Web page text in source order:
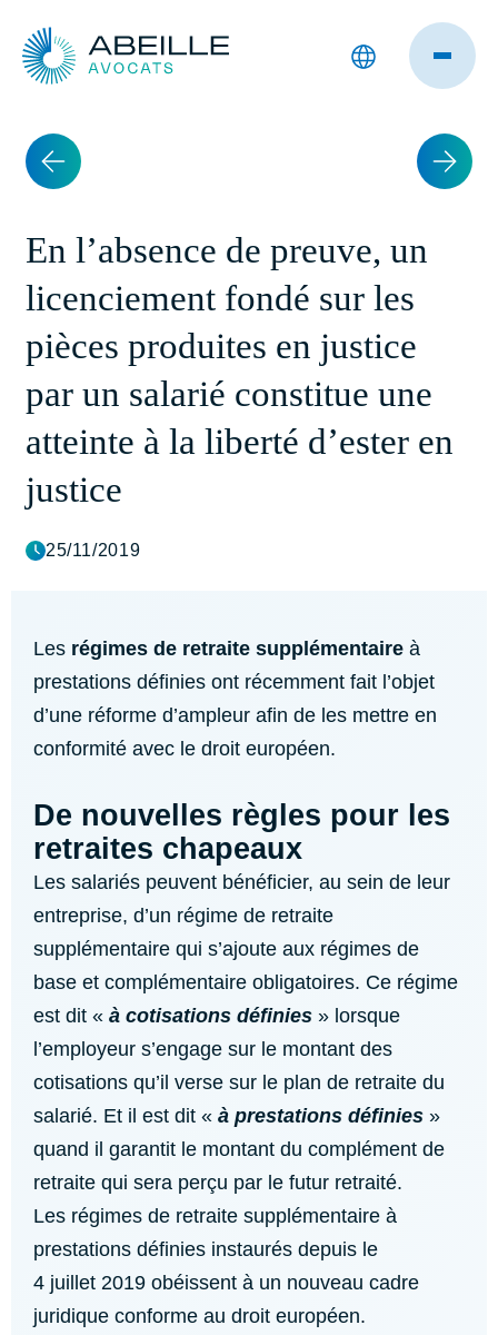
En l’absence de preuve, un
licenciement fondé sur les
pièces produites en justice
par un salarié constitue une
atteinte à la liberté d’ester en
justice
25/11/2019
Les régimes de retraite supplémentaire à
prestations définies ont récemment fait l’objet
d’une réforme d’ampleur afin de les mettre en
conformité avec le droit européen.
De nouvelles règles pour les
retraites chapeaux
Les salariés peuvent bénéficier, au sein de leur
entreprise, d’un régime de retraite
supplémentaire qui s’ajoute aux régimes de
base et complémentaire obligatoires. Ce régime
est dit « à cotisations définies » lorsque
l’employeur s’engage sur le montant des
cotisations qu’il verse sur le plan de retraite du
salarié. Et il est dit « à prestations définies »
quand il garantit le montant du complément de
retraite qui sera perçu par le futur retraité.
Les régimes de retraite supplémentaire à
prestations définies instaurés depuis le
4 juillet 2019 obéissent à un nouveau cadre
juridique conforme au droit européen.